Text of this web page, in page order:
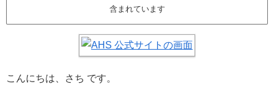
含まれています
こんにちは、さち です。